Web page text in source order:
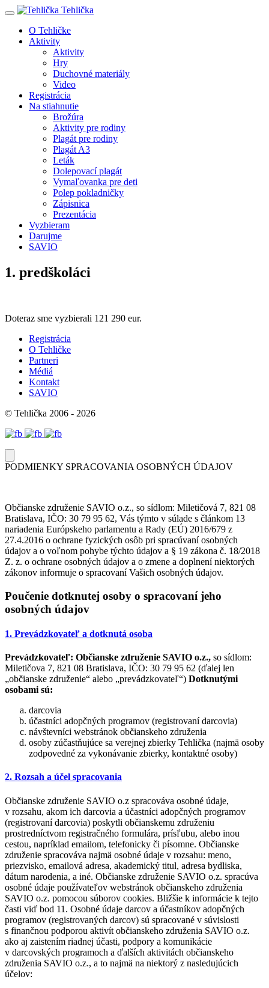
Tehlička
O Tehličke
Aktivity
Aktivity
Hry
Duchovné materiály
Video
Registrácia
Na stiahnutie
Brožúra
Aktivity pre rodiny
Plagát pre rodiny
Plagát A3
Leták
Dolepovací plagát
Vymaľovanka pre deti
Polep pokladničky
Zápisnica
Prezentácia
Vyzbieram
Darujme
SAVIO
1. predškoláci
Doteraz sme vyzbierali 121 290 eur.
Registrácia
O Tehličke
Partneri
Médiá
Kontakt
SAVIO
© Tehlička 2006 - 2026
PODMIENKY SPRACOVANIA OSOBNÝCH ÚDAJOV
Občianske združenie SAVIO o.z., so sídlom: Miletičová 7, 821 08
Bratislava, IČO: 30 79 95 62, Vás týmto v súlade s článkom 13
nariadenia Európskeho parlamentu a Rady (EÚ) 2016/679 z
27.4.2016 o ochrane fyzických osôb pri spracúvaní osobných
údajov a o voľnom pohybe týchto údajov a § 19 zákona č. 18/2018
Z. z. o ochrane osobných údajov a o zmene a doplnení niektorých
zákonov informuje o spracovaní Vašich osobných údajov.
Poučenie dotknutej osoby o spracovaní jeho
osobných údajov
1. Prevádzkovateľ a dotknutá osoba
Prevádzkovateľ: Občianske združenie SAVIO o.z., so sídlom:
Miletičova 7, 821 08 Bratislava, IČO: 30 79 95 62 (ďalej len
„občianske združenie“ alebo „prevádzkovateľ“) Dotknutými
osobami sú:
darcovia
účastníci adopčných programov (registrovaní darcovia)
návštevníci webstránok občianskeho združenia
osoby zúčastňujúce sa verejnej zbierky Tehlička (najmä osoby
zodpovedné za vykonávanie zbierky, kontaktné osoby)
2. Rozsah a účel spracovania
Občianske združenie SAVIO o.z spracováva osobné údaje,
v rozsahu, akom ich darcovia a účastníci adopčných programov
(registrovaní darcovia) poskytli občianskemu združeniu
prostredníctvom registračného formulára, prísľubu, alebo inou
cestou, napríklad emailom, telefonicky či písomne. Občianske
združenie spracováva najmä osobné údaje v rozsahu: meno,
priezvisko, emailová adresa, akademický titul, adresa bydliska,
dátum narodenia, a iné. Občianske združenie SAVIO o.z. spracúva
osobné údaje používateľov webstránok občianskeho združenia
SAVIO o.z. pomocou súborov cookies. Bližšie k informácie k tejto
časti viď bod 11. Osobné údaje darcov a účastníkov adopčných
programov (registrovaných darcov) sú spracované v súvislosti
s finančnou podporou aktivít občianskeho združenia SAVIO o.z.
ako aj zaistením riadnej účasti, podpory a komunikácie
v darcovských programoch a ďalších aktivitách občianskeho
združenia SAVIO o.z., a to najmä na niektorý z nasledujúcich
účelov: